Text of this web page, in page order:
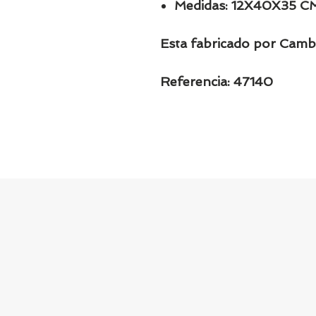
Medidas: 12X40X35
Esta fabricado por
Referencia: 47140